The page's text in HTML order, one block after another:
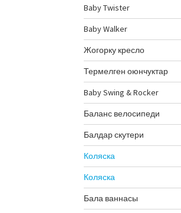
Baby Twister
Baby Walker
Жогорку кресло
Термелген оюнчуктар
Baby Swing & Rocker
Баланс велосипеди
Балдар скутери
Коляска
Коляска
Бала ваннасы